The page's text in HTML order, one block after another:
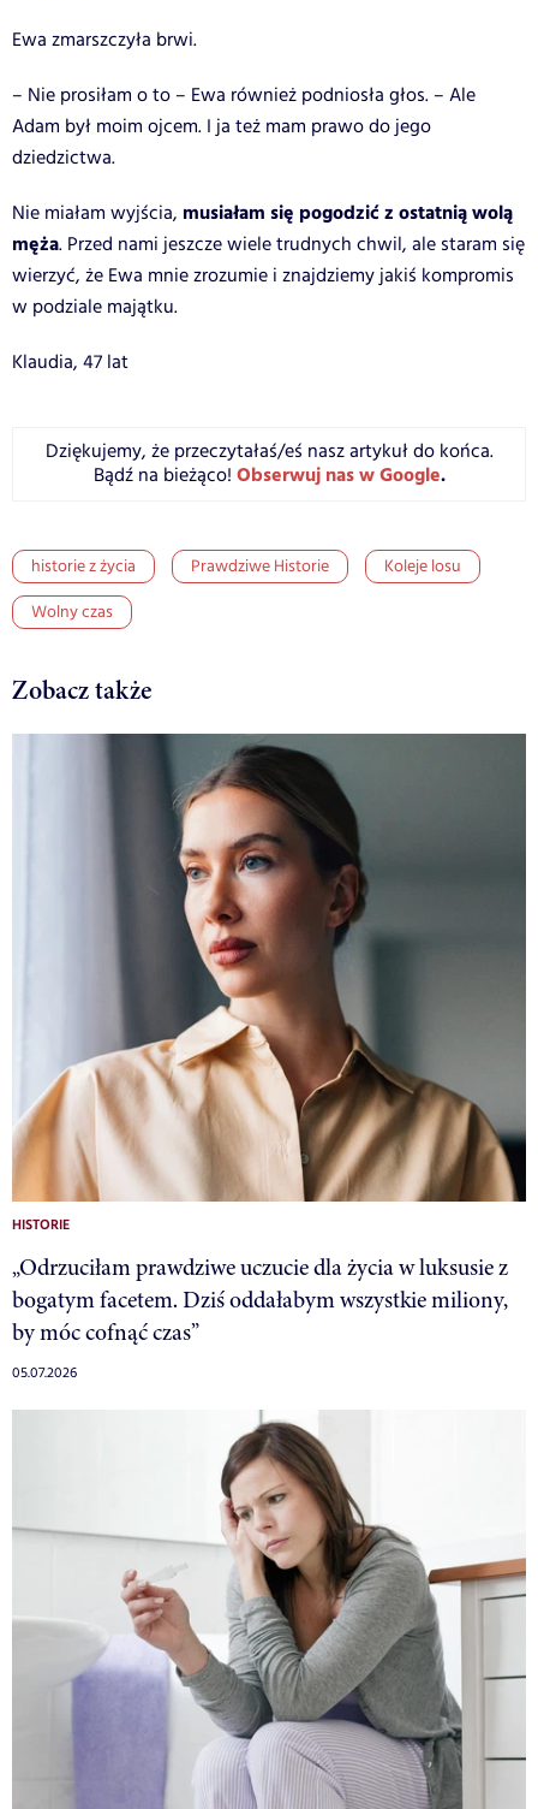
Ewa zmarszczyła brwi.
– Nie prosiłam o to – Ewa również podniosła głos. – Ale
Adam był moim ojcem. I ja też mam prawo do jego
dziedzictwa.
Nie miałam wyjścia, musiałam się pogodzić z ostatnią wolą
męża. Przed nami jeszcze wiele trudnych chwil, ale staram się
wierzyć, że Ewa mnie zrozumie i znajdziemy jakiś kompromis
w podziale majątku.
Klaudia, 47 lat
Dziękujemy, że przeczytałaś/eś nasz artykuł do końca.
Bądź na bieżąco! Obserwuj nas w Google.
historie z życia Prawdziwe Historie
Koleje losu
Wolny czas
Zobacz także
HISTORIE
„Odrzuciłam prawdziwe uczucie dla życia w luksusie z
bogatym facetem. Dziś oddałabym wszystkie miliony,
by móc cofnąć czas”
05.07.2026